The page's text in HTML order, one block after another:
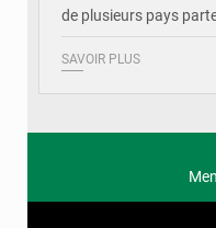
de plusieurs pays
SAVOIR PLUS